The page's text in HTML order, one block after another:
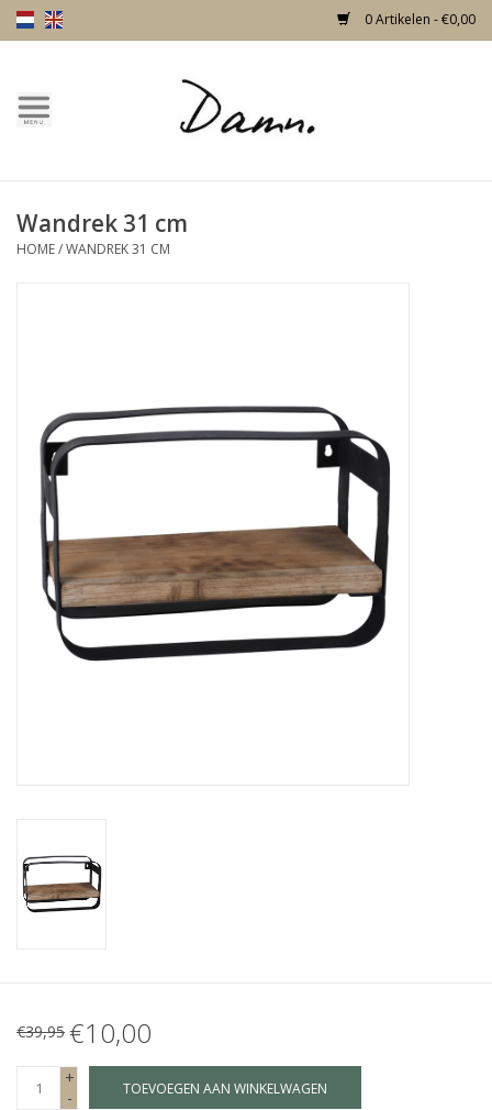
0 Artikelen - €0,00
Home
Nieuw!
Meubels
Deuren
Kussens en plaids
Kleden
Vachten
Tuinmeubels en deco
Fake plants
Kisten
Wandrek 31 cm
HOME/WANDREK 31 CM
€39,95 €10,00
+
-
TOEVOEGEN AAN WINKELWAGEN